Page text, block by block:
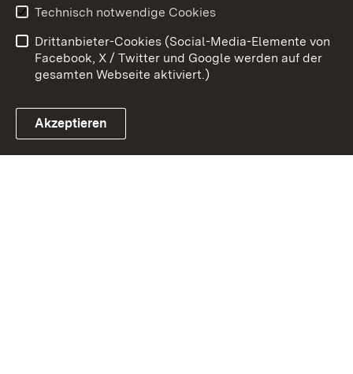
Link zum Landesportal
Barrierefreiheit
Impressum Cookies
Technisch notwendige Cookies
Drittanbieter-Cookies (Social-Media-Elemente von
Facebook, X / Twitter und Google werden auf der
gesamten Webseite aktiviert.)
Akzeptieren